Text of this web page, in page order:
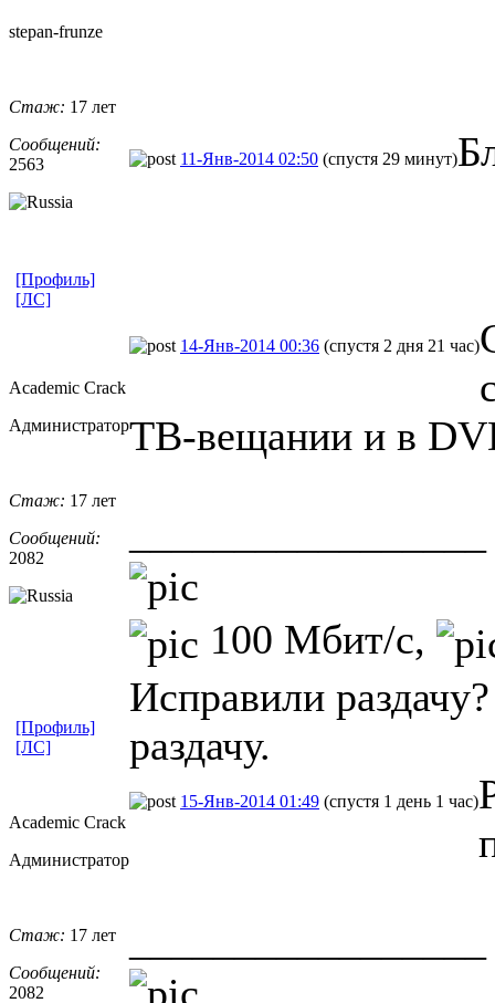
stepan-frunz​e
Стаж: 17 лет
Сообщений:
2563
11-Янв-2014 02:50 (спустя 29 минут)
[Профиль]
[ЛС]
Academic Crack
Администратор
Стаж: 17 лет
Сообщений:
2082
14-Янв-2014 00:36 (спустя 2 дня 21 час)
ТВ-вещании и в
100 Мбит/с,
Исправили
раздачу.
[Профиль]
[ЛС]
Academic Crack
Администратор
Стаж: 17 лет
Сообщений:
2082
15-Янв-2014 01:49 (спустя 1 день 1 час)